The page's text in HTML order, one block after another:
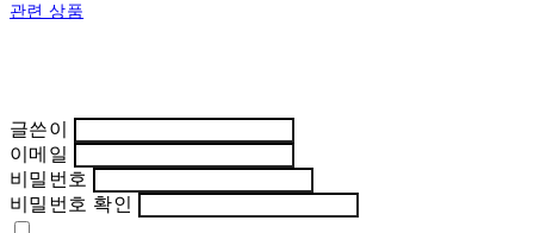
관련 상품
글쓴이
이메일
비밀번호
비밀번호 확인